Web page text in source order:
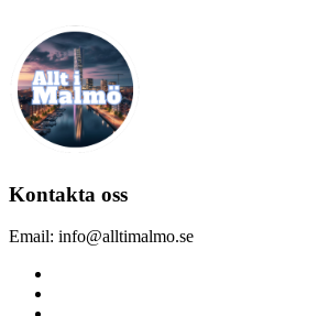
Kontakta oss
Email: info@alltimalmo.se